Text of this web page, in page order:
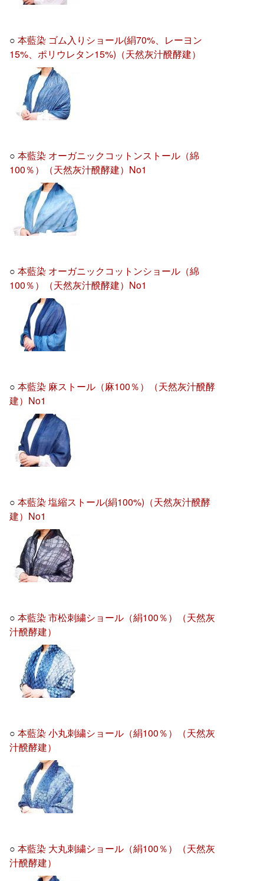
○本藍染 ゴム入りショール(絹70%、レーヨン
15%、ポリウレタン15%)（天然灰汁醗酵建）
○本藍染 オーガニックコットンストール（綿
100％）（天然灰汁醗酵建）No1
○本藍染 オーガニックコットンショール（綿
100％）（天然灰汁醗酵建）No1
○本藍染 麻ストール（麻100％）（天然灰汁醗酵
建）No1
○本藍染 塩縮ストール(絹100%)（天然灰汁醗酵
建）No1
○本藍染 市松刺繍ショール（絹100％）（天然灰
汁醗酵建）
○本藍染 小丸刺繍ショール（絹100％）（天然灰
汁醗酵建）
○本藍染 大丸刺繍ショール（絹100％）（天然灰
汁醗酵建）